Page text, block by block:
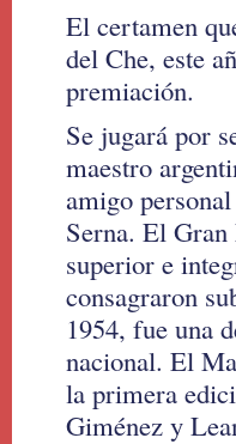
El certamen
del Che, este
premiación.
Se jugará por
maestro
amigo
Serna. El Gran
superior e
consagraron
1954, fue una
nacional. El
la primera
Giménez y